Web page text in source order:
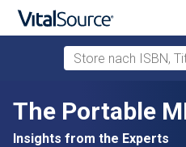
Zum Hauptinhalt springen
Store nach ISBN,
The Portable
Insights from the Experts